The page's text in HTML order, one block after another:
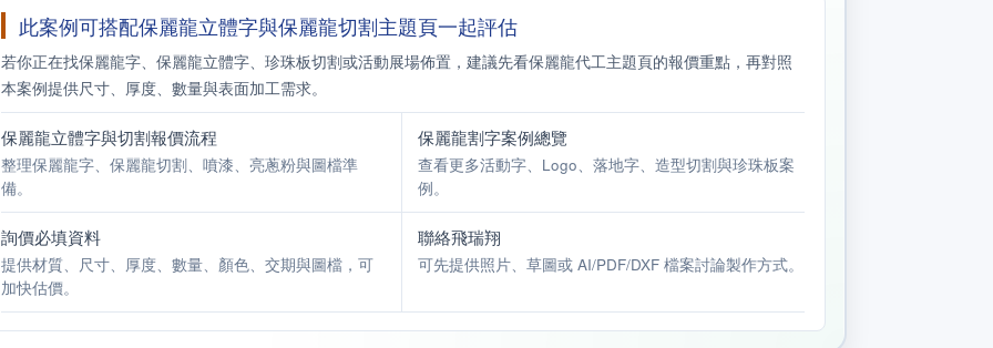
此案例可搭配保麗龍立體字與保麗龍切割主題頁一起評估
若你正在找保麗龍字、保麗龍立體字、珍珠板切割或活動展場佈置，建議先看保麗龍代工主題頁的報價重點，再對照
本案例提供尺寸、厚度、數量與表面加工需求。
保麗龍立體字與切割報價流程
整理保麗龍字、保麗龍切割、噴漆、亮蔥粉與圖檔準
備。
保麗龍割字案例總覽
查看更多活動字、Logo、落地字、造型切割與珍珠板案
例。
詢價必填資料
提供材質、尺寸、厚度、數量、顏色、交期與圖檔，可
加快估價。
聯絡飛瑞翔
可先提供照片、草圖或 AI/PDF/DXF 檔案討論製作方式。